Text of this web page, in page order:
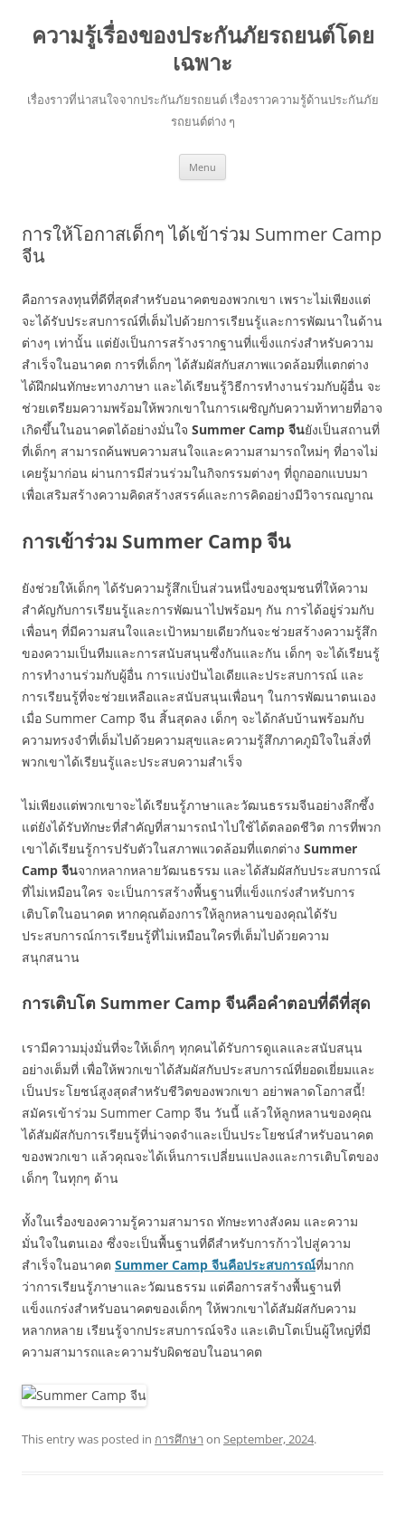
ความรู้เรื่องของประกันภัยรถยนต์โดย
เฉพาะ
เรื่องราวที่น่าสนใจจากประกันภัยรถยนต์ เรื่องราวความรู้ด้านประกันภัย
รถยนต์ต่าง ๆ
Menu
การให้โอกาสเด็กๆ ได้เข้าร่วม Summer Camp
จีน
คือการลงทุนที่ดีที่สุดสำหรับอนาคตของพวกเขา เพราะไม่เพียงแต่
จะได้รับประสบการณ์ที่เต็มไปด้วยการเรียนรู้และการพัฒนาในด้าน
ต่างๆ เท่านั้น แต่ยังเป็นการสร้างรากฐานที่แข็งแกร่งสำหรับความ
สำเร็จในอนาคต การที่เด็กๆ ได้สัมผัสกับสภาพแวดล้อมที่แตกต่าง
ได้ฝึกฝนทักษะทางภาษา และได้เรียนรู้วิธีการทำงานร่วมกับผู้อื่น จะ
ช่วยเตรียมความพร้อมให้พวกเขาในการเผชิญกับความท้าทายที่อาจ
เกิดขึ้นในอนาคตได้อย่างมั่นใจ Summer Camp จีนยังเป็นสถานที่
ที่เด็กๆ สามารถค้นพบความสนใจและความสามารถใหม่ๆ ที่อาจไม่
เคยรู้มาก่อน ผ่านการมีส่วนร่วมในกิจกรรมต่างๆ ที่ถูกออกแบบมา
เพื่อเสริมสร้างความคิดสร้างสรรค์และการคิดอย่างมีวิจารณญาณ
การเข้าร่วม Summer Camp จีน
ยังช่วยให้เด็กๆ ได้รับความรู้สึกเป็นส่วนหนึ่งของชุมชนที่ให้ความ
สำคัญกับการเรียนรู้และการพัฒนาไปพร้อมๆ กัน การได้อยู่ร่วมกับ
เพื่อนๆ ที่มีความสนใจและเป้าหมายเดียวกันจะช่วยสร้างความรู้สึก
ของความเป็นทีมและการสนับสนุนซึ่งกันและกัน เด็กๆ จะได้เรียนรู้
การทำงานร่วมกับผู้อื่น การแบ่งปันไอเดียและประสบการณ์ และ
การเรียนรู้ที่จะช่วยเหลือและสนับสนุนเพื่อนๆ ในการพัฒนาตนเอง
เมื่อ Summer Camp จีน สิ้นสุดลง เด็กๆ จะได้กลับบ้านพร้อมกับ
ความทรงจำที่เต็มไปด้วยความสุขและความรู้สึกภาคภูมิใจในสิ่งที่
พวกเขาได้เรียนรู้และประสบความสำเร็จ
ไม่เพียงแต่พวกเขาจะได้เรียนรู้ภาษาและวัฒนธรรมจีนอย่างลึกซึ้ง
แต่ยังได้รับทักษะที่สำคัญที่สามารถนำไปใช้ได้ตลอดชีวิต การที่พวก
เขาได้เรียนรู้การปรับตัวในสภาพแวดล้อมที่แตกต่าง Summer
Camp จีนจากหลากหลายวัฒนธรรม และได้สัมผัสกับประสบการณ์
ที่ไม่เหมือนใคร จะเป็นการสร้างพื้นฐานที่แข็งแกร่งสำหรับการ
เติบโตในอนาคต หากคุณต้องการให้ลูกหลานของคุณได้รับ
ประสบการณ์การเรียนรู้ที่ไม่เหมือนใครที่เต็มไปด้วยความ
สนุกสนาน
การเติบโต Summer Camp จีนคือคำตอบที่ดีที่สุด
เรามีความมุ่งมั่นที่จะให้เด็กๆ ทุกคนได้รับการดูแลและสนับสนุน
อย่างเต็มที่ เพื่อให้พวกเขาได้สัมผัสกับประสบการณ์ที่ยอดเยี่ยมและ
เป็นประโยชน์สูงสุดสำหรับชีวิตของพวกเขา อย่าพลาดโอกาสนี้!
สมัครเข้าร่วม Summer Camp จีน วันนี้ แล้วให้ลูกหลานของคุณ
ได้สัมผัสกับการเรียนรู้ที่น่าจดจำและเป็นประโยชน์สำหรับอนาคต
ของพวกเขา แล้วคุณจะได้เห็นการเปลี่ยนแปลงและการเติบโตของ
เด็กๆ ในทุกๆ ด้าน
ทั้งในเรื่องของความรู้ความสามารถ ทักษะทางสังคม และความ
มั่นใจในตนเอง ซึ่งจะเป็นพื้นฐานที่ดีสำหรับการก้าวไปสู่ความ
สำเร็จในอนาคต Summer Camp จีนคือประสบการณ์ที่มากก
ว่าการเรียนรู้ภาษาและวัฒนธรรม แต่คือการสร้างพื้นฐานที่
แข็งแกร่งสำหรับอนาคตของเด็กๆ ให้พวกเขาได้สัมผัสกับความ
หลากหลาย เรียนรู้จากประสบการณ์จริง และเติบโตเป็นผู้ใหญ่ที่มี
ความสามารถและความรับผิดชอบในอนาคต
This entry was posted in การศึกษา on September, 2024.